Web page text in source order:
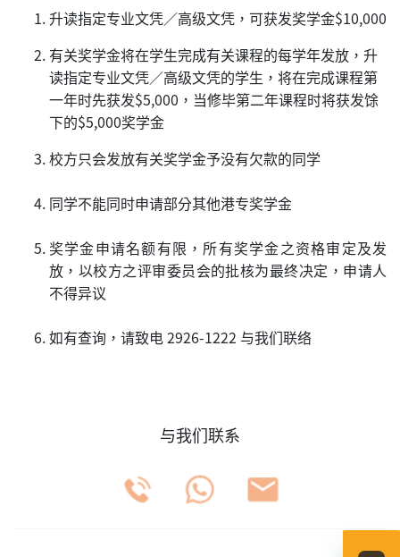
升读指定专业文凭／高级文凭，可获发奖学金$10,000
有关奖学金将在学生完成有关课程的每学年发放，升
读指定专业文凭／高级文凭的学生，将在完成课程第
一年时先获发$5,000，当修毕第二年课程时将获发馀
下的$5,000奖学金
校方只会发放有关奖学金予没有欠款的同学
同学不能同时申请部分其他港专奖学金
奖学金申请名额有限，所有奖学金之资格审定及发
放，以校方之评审委员会的批核为最终决定，申请人
不得异议
如有查询，请致电 2926-1222 与我们联络
与我们联系